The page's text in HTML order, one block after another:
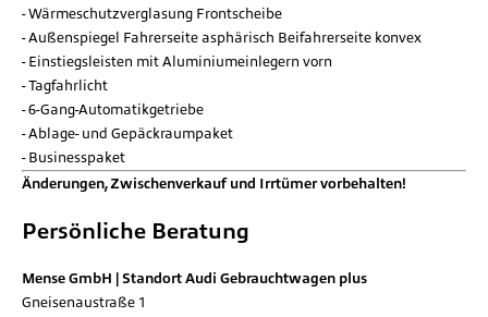
Wärmeschutzverglasung Frontscheibe
Außenspiegel Fahrerseite asphärisch Beifahrerseite konvex
Einstiegsleisten mit Aluminiumeinlegern vorn
Tagfahrlicht
6-Gang-Automatikgetriebe
Ablage- und Gepäckraumpaket
Businesspaket
Änderungen, Zwischenverkauf und Irrtümer vorbehalten!
Persönliche Beratung
Mense GmbH | Standort Audi Gebrauchtwagen plus
Gneisenaustraße 1